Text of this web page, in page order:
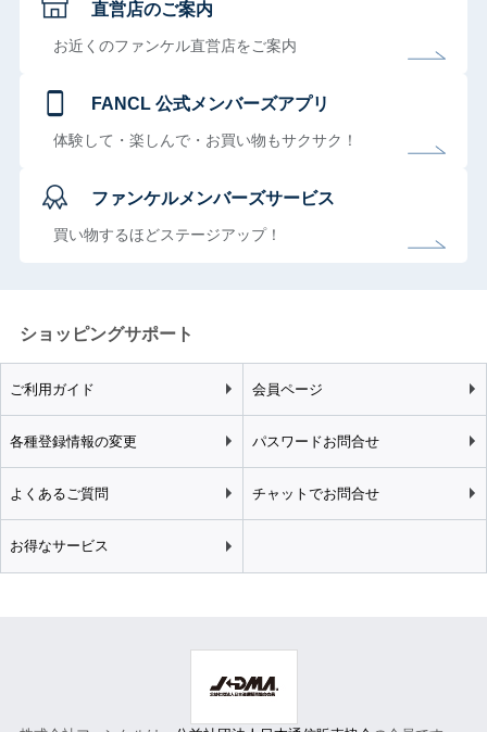
直営店のご案内
お近くのファンケル直営店をご案内
FANCL 公式メンバーズアプリ
体験して・楽しんで・お買い物もサクサク！
ファンケルメンバーズサービス
買い物するほどステージアップ！
ショッピングサポート
ご利用ガイド 会員ページ
各種登録情報の変更 パスワードお問合せ
よくあるご質問 チャットでお問合せ
お得なサービス